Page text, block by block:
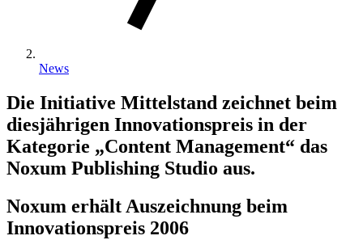
News
Die Initiative Mittelstand zeichnet beim
diesjährigen Innovationspreis in der
Kategorie „Content Management“ das
Noxum Publishing Studio aus.
Noxum erhält Auszeichnung beim
Innovationspreis 2006